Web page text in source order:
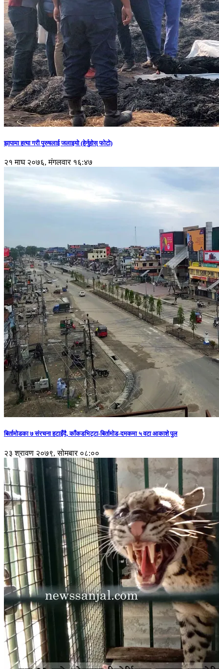
झापामा हत्या गरी पुरुषलाई जलाइयो (हेर्नुहाेस् फाेटाे)
२१ माघ २०७६, मंगलवार १६:४७
बिर्तामोडका ७ संरचना हटाइँदै, काँकडभिट्टा-बिर्तामोड-दमकमा ५ वटा आकाशे पुल
२३ श्रावण २०७९, सोमबार ०८:००